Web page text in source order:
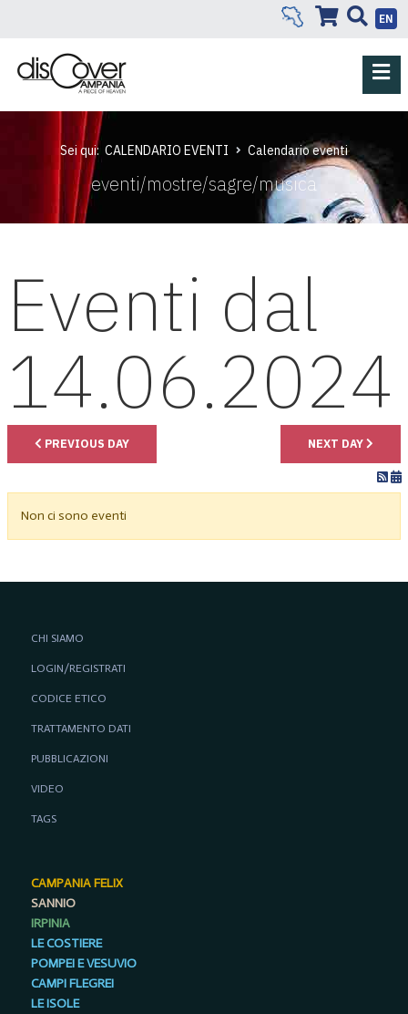
EN
Sei qui: CALENDARIO EVENTI Calendario eventi
eventi/mostre/sagre/musica
Eventi dal
14.06.2024
PREVIOUS DAY NEXT DAY
Non ci sono eventi
CHI SIAMO
LOGIN/REGISTRATI
CODICE ETICO
TRATTAMENTO DATI
PUBBLICAZIONI
VIDEO
TAGS
CAMPANIA FELIX
SANNIO
IRPINIA
LE COSTIERE
POMPEI E VESUVIO
CAMPI FLEGREI
LE ISOLE